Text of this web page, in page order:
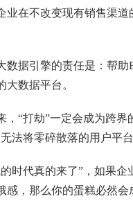
业在不改变现有销售渠
数据引擎的责任是：帮
大数据平台。
，“打劫”一定会成为跨
法将零碎散落的用户平
时代真的来了”，如果
感，那么你的蛋糕必然会